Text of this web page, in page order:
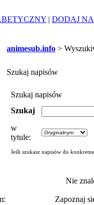
| DODAJ
animesub.info >
Szukaj napisów
Szukaj napisów
Szukaj
w
tytule:
Jeśli szukasz napisów do
Nie
Zapoznaj